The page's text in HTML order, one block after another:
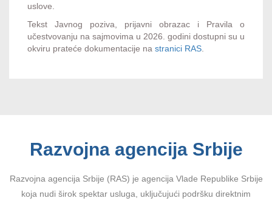
uslove.
Tekst Javnog poziva, prijavni obrazac i Pravila o
učestvovanju na sajmovima u 2026. godini dostupni su u
okviru prateće dokumentacije na stranici RAS
Razvojna agencija Srbije
Razvojna agencija Srbije (RAS) je agencija Vlade Republike Srbije
koja nudi širok spektar usluga, uključujući podršku direktnim